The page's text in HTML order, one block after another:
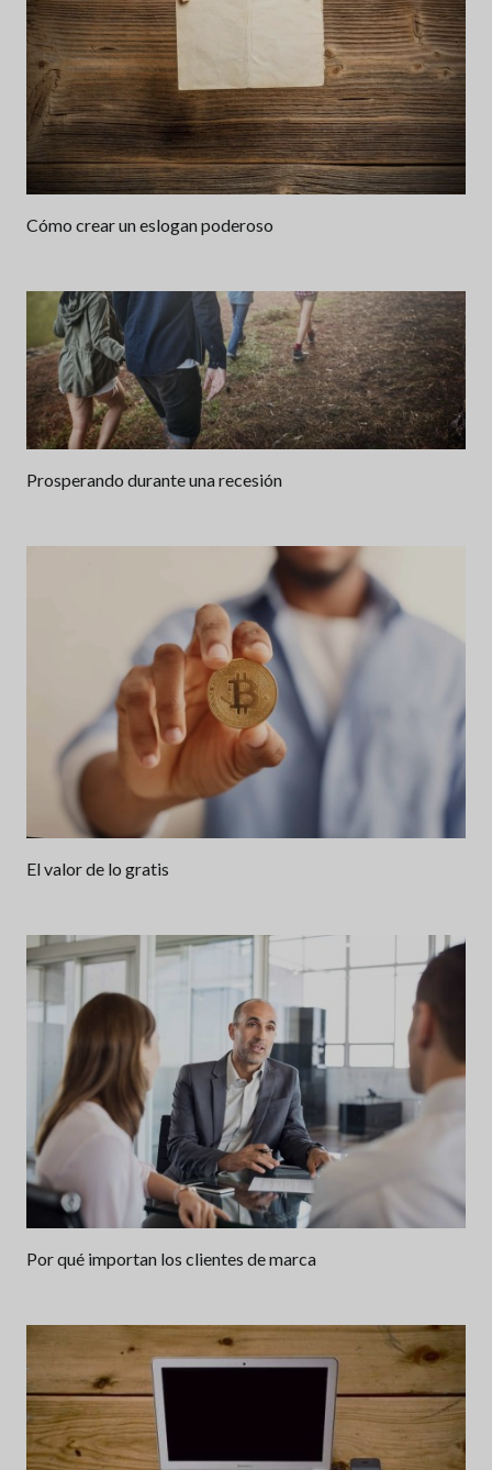
Cómo crear un eslogan poderoso
Prosperando durante una recesión
El valor de lo gratis
Por qué importan los clientes de marca